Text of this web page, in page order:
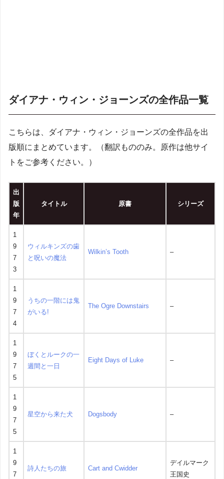
ダイアナ・ウィン・ジョーンズの全作品一覧
こちらは、ダイアナ・ウィン・ジョーンズの全作品を出
版順にまとめています。（翻訳もののみ。原作は他サイ
トをご参考ください。）
出
版
年
タイトル 原書 シリーズ
1
9
7
3
ウィルキンズの歯
と呪いの魔法
Wilkin’s Tooth –
1
9
7
4
うちの一階には鬼
がいる!
The Ogre Downstairs –
1
9
7
5
ぼくとルークの一
週間と一日
Eight Days of Luke –
1
9
7
5
星空から来た犬 Dogsbody –
1
9
7
詩人たちの旅 Cart and Cwidder
デイルマーク
王国史